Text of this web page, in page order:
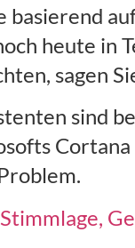
basierend
heute in
sagen
sind
Stimmlage,